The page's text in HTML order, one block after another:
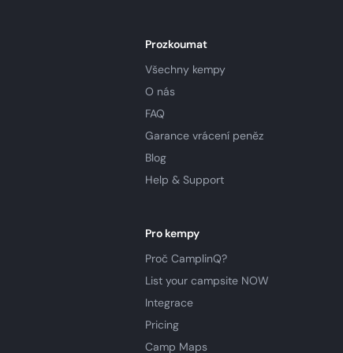
Prozkoumat
Všechny kempy
O nás
FAQ
Garance vrácení peněz
Blog
Help & Support
Pro kempy
Proč CamplinQ?
List your campsite NOW
Integrace
Pricing
Camp Maps